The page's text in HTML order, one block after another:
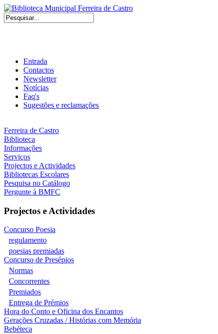
Entrada
Contactos
Newsletter
Notícias
Faq's
Sugestões e reclamações
Ferreira de Castro
Biblioteca
Informações
Serviços
Projectos e Actividades
Bibliotecas Escolares
Pesquisa no Catálogo
Pergunte à BMFC
Projectos e Actividades
Concurso Poesia
regulamento
poesias premiadas
Concurso de Presépios
Normas
Concorrentes
Premiados
Entrega de Prémios
Hora do Conto e Oficina dos Encantos
Gerações Cruzadas / Histórias com Memória
Bebéteca